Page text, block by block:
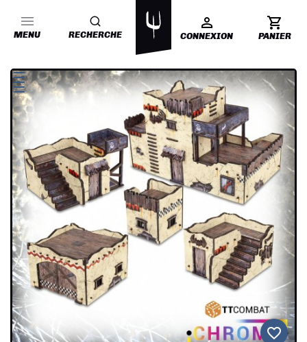
MENU RECHERCHE CONNEXION PANIER
favorite_border